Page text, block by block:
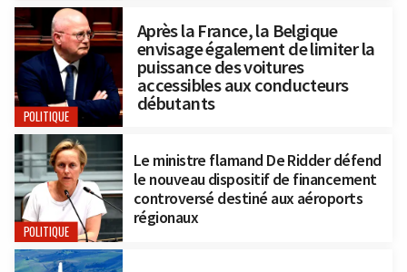
POLITIQUE
Après la France, la Belgique
envisage également de limiter la
puissance des voitures
accessibles aux conducteurs
débutants
POLITIQUE
Le ministre flamand De Ridder défend
le nouveau dispositif de financement
controversé destiné aux aéroports
régionaux